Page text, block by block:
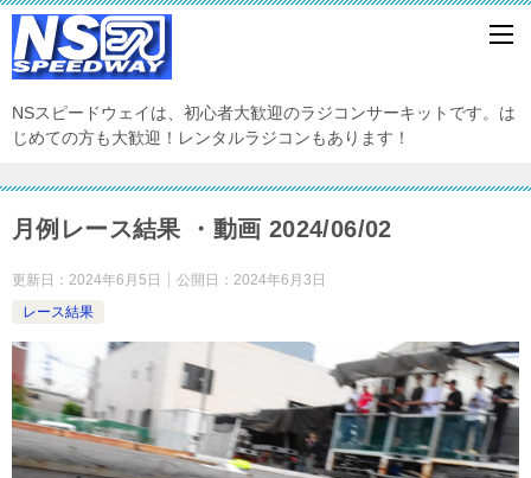
NSスピードウェイは、初心者大歓迎のラジコンサーキットです。は
じめての方も大歓迎！レンタルラジコンもあります！
月例レース結果 ・動画 2024/06/02
更新日： 2024年6月5日 公開日： 2024年6月3日
レース結果